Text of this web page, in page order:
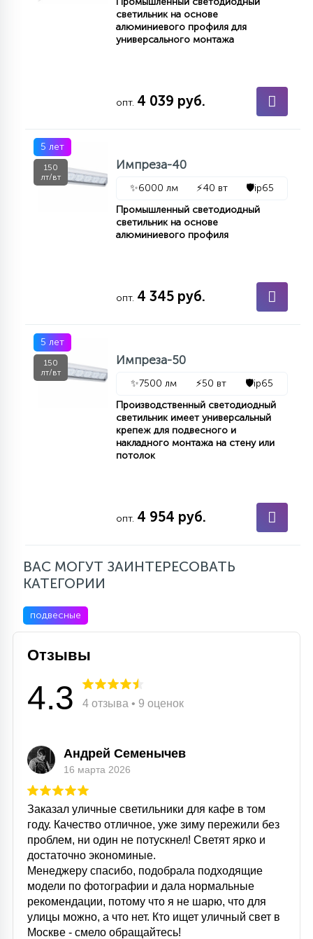
светильник на основе
алюминиевого профиля для
универсального монтажа
опт. 4 039 руб.
5 лет
150
лт/вт
Импреза-40
✨6000 лм ⚡40 вт 🛡️ip65
Промышленный светодиодный
светильник на основе
алюминиевого профиля
опт. 4 345 руб.
5 лет
150
лт/вт
Импреза-50
✨7500 лм ⚡50 вт 🛡️ip65
Производственный светодиодный
светильник имеет универсальный
крепеж для подвесного и
накладного монтажа на стену или
потолок
опт. 4 954 руб.
ВАС МОГУТ ЗАИНТЕРЕСОВАТЬ
КАТЕГОРИИ
подвесные
Отзывы
4.3 4 отзыва • 9 оценок
Андрей Семенычев
16 марта 2026
Заказал уличные светильники для кафе в том
году. Качество отличное, уже зиму пережили без
проблем, ни один не потускнел! Светят ярко и
достаточно экономиные.
Менеджеру спасибо, подобрала подходящие
модели по фотографии и дала нормальные
рекомендации, потому что я не шарю, что для
улицы можно, а что нет. Кто ищет уличный свет в
Москве - смело обращайтесь!